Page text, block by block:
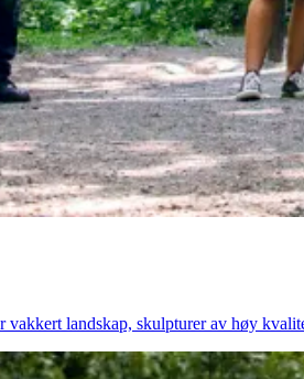
landskap, skulpturer av høy